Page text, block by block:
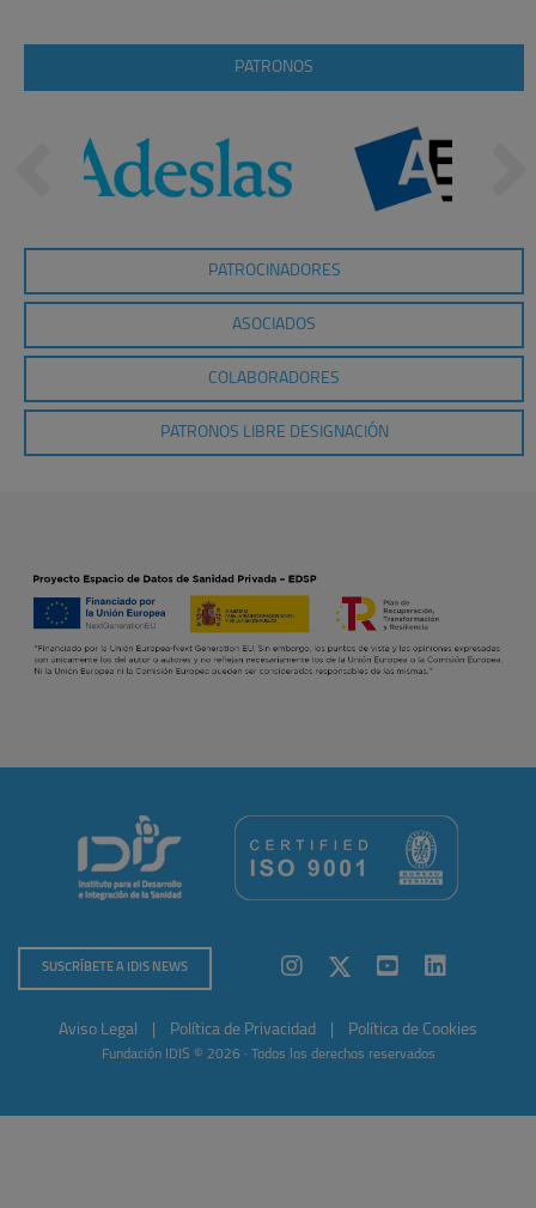
PATRONOS
PATROCINADORES
ASOCIADOS
COLABORADORES
PATRONOS LIBRE DESIGNACIÓN
SUSCRÍBETE A IDIS NEWS
Aviso Legal Política de Privacidad Política de Cookies
Fundación IDIS © 2026 · Todos los derechos reservados